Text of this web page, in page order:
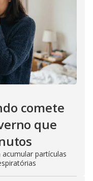
comete
que
partículas